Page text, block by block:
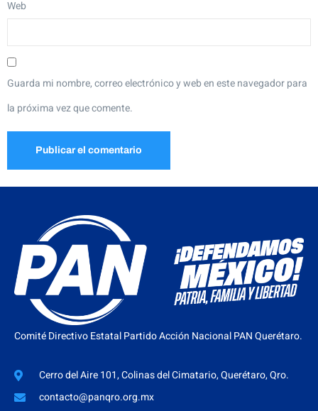
Web
Guarda mi nombre, correo electrónico y web en este navegador para
la próxima vez que comente.
Comité Directivo Estatal Partido Acción Nacional PAN Querétaro.
Cerro del Aire 101, Colinas del Cimatario, Querétaro, Qro.
contacto@panqro.org.mx